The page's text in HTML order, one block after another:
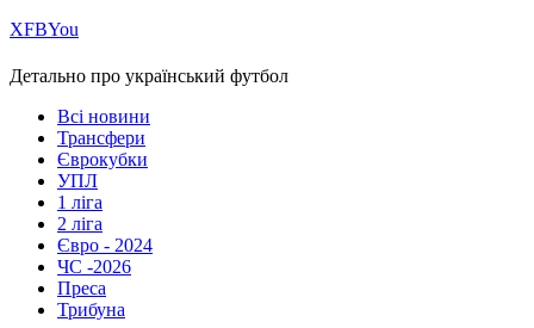
ХFBYou
Детально про український футбол
Всі новини
Трансфери
Єврокубки
УПЛ
1 ліга
2 ліга
Євро - 2024
ЧС -2026
Преса
Трибуна